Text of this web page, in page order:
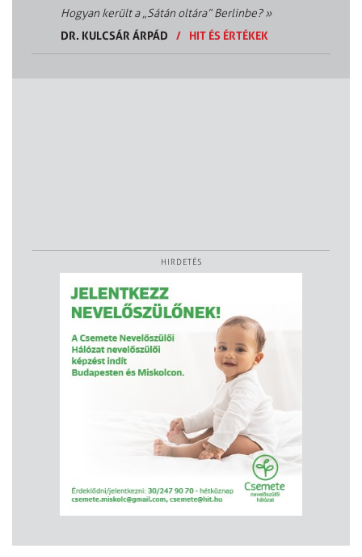
Hogyan került a „Sátán oltára” Berlinbe?»
DR. KULCSÁR ÁRPÁD
/ HIT ÉS ÉRTÉKEK
HIRDETÉS